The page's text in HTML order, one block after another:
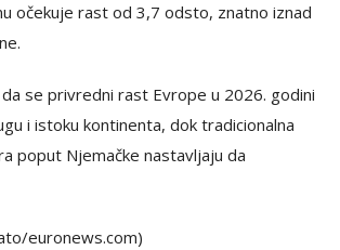
očekuje rast od 3,7 odsto, znatno iznad
se privredni rast Evrope u 2026. godini
i istoku kontinenta, dok tradicionalna
poput Njemačke nastavljaju da
euronews.com)